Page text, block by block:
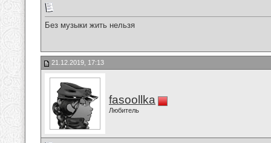
Без музыки жить нельзя
21.12.2019, 17:13
fasoollka
Любитель